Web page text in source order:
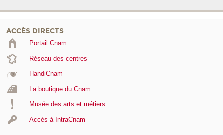
ACCÈS DIRECTS
Portail Cnam
Réseau des centres
HandiCnam
La boutique du Cnam
Musée des arts et métiers
Accès à IntraCnam